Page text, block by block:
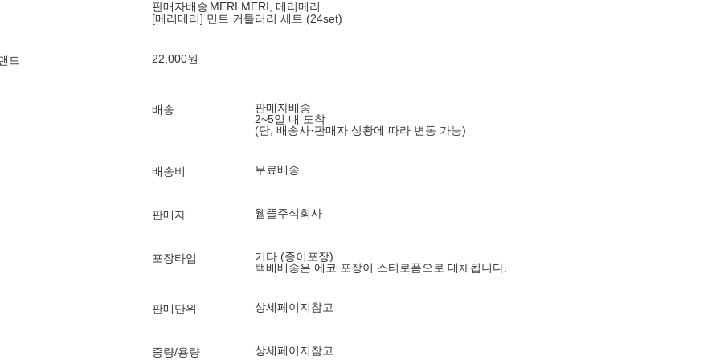
드
판매자배송 MERI MERI, 메리메리
[메리메리] 민트 커틀러리 세트 (24set)
22,000원
배송
판매자배송
2~5일 내 도착
(단, 배송사·판매자 상황에 따라 변동 가능)
배송비 무료배송
판매자 웹뜰주식회사
포장타입
기타 (종이포장)
택배배송은 에코 포장이 스티로폼으로 대체됩니다.
판매단위 상세페이지참고
중량/용량 상세페이지참고